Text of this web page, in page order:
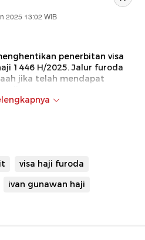
2025 13:02 WIB
penerbitan visa
1446 H/2025. Jalur furoda
jika telah mendapat
Lantas, visa apa yang
visa haji furoda
ivan gunawan haji